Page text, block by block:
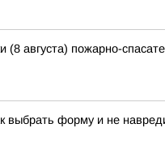
(8 августа) пожарно-
выбрать форму и не